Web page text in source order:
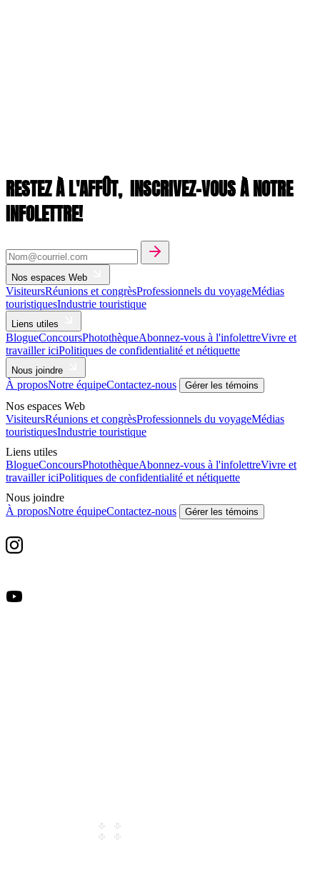
RESTEZ À L'AFFÛT, INSCRIVEZ-VOUS À NOTRE
INFOLETTRE!
Nos espaces Web
VisiteursRéunions et congrèsProfessionnels du voyageMédias
touristiquesIndustrie touristique
Liens utiles
BlogueConcoursPhotothèqueAbonnez-vous à l'infolettreVivre et
travailler iciPolitiques de confidentialité et nétiquette
Nous joindre
À proposNotre équipeContactez-nous Gérer les témoins
Nos espaces Web
VisiteursRéunions et congrèsProfessionnels du voyageMédias
touristiquesIndustrie touristique
Liens utiles
BlogueConcoursPhotothèqueAbonnez-vous à l'infolettreVivre et
travailler iciPolitiques de confidentialité et nétiquette
Nous joindre
À proposNotre équipeContactez-nous Gérer les témoins